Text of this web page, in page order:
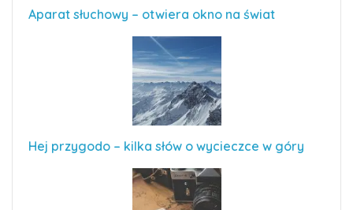
Aparat słuchowy – otwiera okno na świat
Hej przygodo – kilka słów o wycieczce w góry